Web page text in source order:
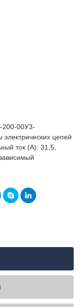
200-00У3-
цепей
ток (А): 31,5,